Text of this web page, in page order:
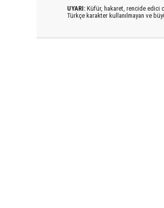
UYARI: Küfür, hakaret, rencide edici
Türkçe karakter kullanılmayan ve